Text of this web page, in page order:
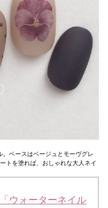
ベースはベージュとモーヴグレ
トを塗れば、おしゃれな大人ネイ
ウォーターネイル